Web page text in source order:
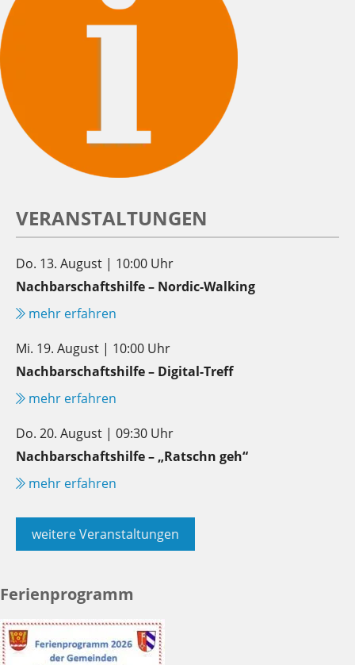
VERANSTALTUNGEN
Do. 13. August | 10:00 Uhr
Nachbarschaftshilfe – Nordic-Walking
mehr erfahren
Mi. 19. August | 10:00 Uhr
Nachbarschaftshilfe – Digital-Treff
mehr erfahren
Do. 20. August | 09:30 Uhr
Nachbarschaftshilfe – „Ratschn geh“
mehr erfahren
weitere Veranstaltungen
Ferienprogramm